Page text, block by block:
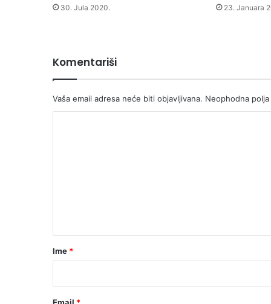
30. Jula 2020. 23. Januara
Komentariši
Vaša email adresa neće biti objavljivana. Neophodna
r
Ime *